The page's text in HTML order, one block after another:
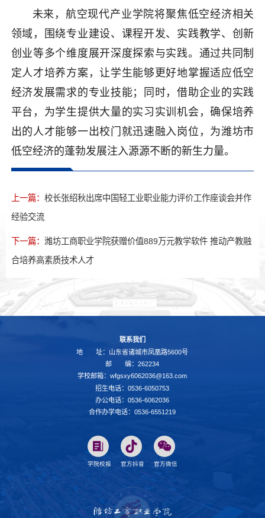
未来，航空现代产业学院将聚焦低空经济相关
领域，围绕专业建设、课程开发、实践教学、创新
创业等多个维度展开深度探索与实践。通过共同制
定人才培养方案，让学生能够更好地掌握适应低空
经济发展需求的专业技能；同时，借助企业的实践
平台，为学生提供大量的实习实训机会，确保培养
出的人才能够一出校门就迅速融入岗位，为潍坊市
低空经济的蓬勃发展注入源源不断的新生力量。
上一篇： 校长张绍秋出席中国轻工业职业能力评价工作座谈会并作
经验交流
下一篇： 潍坊工商职业学院获赠价值889万元教学软件 推动产教融
合培养高素质技术人才
联系我们
地 址：山东省诸城市凤凰路5600号
邮 编：262234
学校邮箱：wfgsxy6062036@163.com
招生电话：0536-6050753
办公电话：0536-6062036
合作办学电话：0536-6551219
学院校报 官方抖音 官方微信